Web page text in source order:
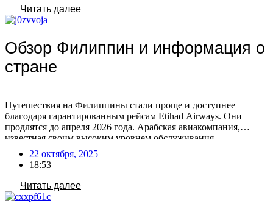
Читать далее
Обзор Филиппин и информация о
стране
Путешествия на Филиппины стали проще и доступнее
благодаря гарантированным рейсам Etihad Airways. Они
продлятся до апреля 2026 года. Арабская авиакомпания,
известная своим высоким уровнем обслуживания,
гарантирует приятные перелеты на протяжении всего пути.
Особой популярностью пользуются туры в зимний период
2025-2026, когда климат идеален для пляжного отдыха,
дайвинга и активных развлечений, обещая максимум
солнечных дней. Острова […]
22 октября, 2025
18:53
Читать далее